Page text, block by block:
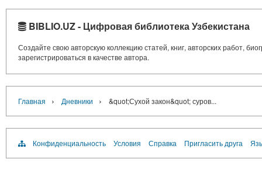
BIBLIO.UZ - Цифровая библиотека Узбекистана
Создайте свою авторскую коллекцию статей, книг, авторских работ,
зарегистрироваться в качестве автора.
Главная › Дневники › &quot;Сухой закон&quot; суров...
Конфиденциальность Условия Справка Пригласить друга